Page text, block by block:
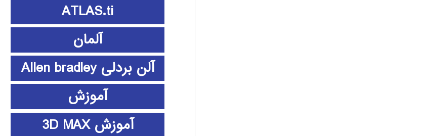
ATLAS.ti
آلمان
آلن بردلی Allen bradley
آموزش
آموزش 3D MAX